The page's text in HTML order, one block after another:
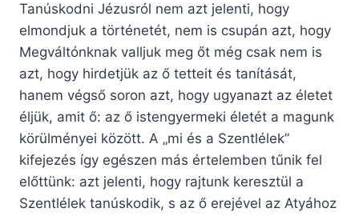
Tanúskodni Jézusról nem azt jelenti, hogy
elmondjuk a történetét, nem is csupán azt, hogy
Megváltónknak valljuk meg őt még csak nem is
azt, hogy hirdetjük az ő tetteit és tanítását,
hanem végső soron azt, hogy ugyanazt az életet
éljük, amit ő: az ő istengyermeki életét a magunk
körülményei között. A „mi és a Szentlélek”
kifejezés így egészen más értelemben tűnik fel
előttünk: azt jelenti, hogy rajtunk keresztül a
Szentlélek tanúskodik, s az ő erejével az Atyához